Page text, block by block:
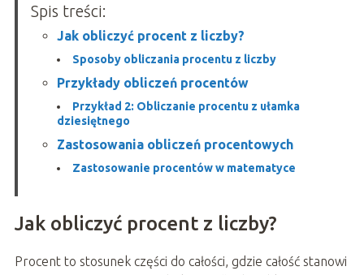
Spis treści:
Jak obliczyć procent z liczby?
Sposoby obliczania procentu z liczby
Przykłady obliczeń procentów
Przykład 2: Obliczanie procentu z ułamka
dziesiętnego
Zastosowania obliczeń procentowych
Zastosowanie procentów w matematyce
Jak obliczyć procent z liczby?
Procent to stosunek części do całości, gdzie całość stanowi